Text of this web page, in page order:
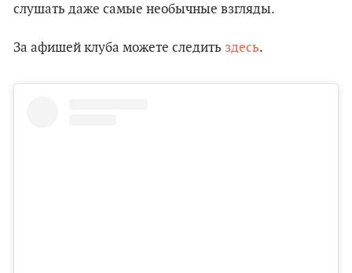
слушать даже самые необычные взгляды.
За афишей клуба можете следить здесь.